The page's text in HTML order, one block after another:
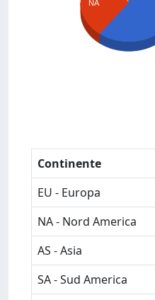
NA
Continente
EU - Europa
NA - Nord America
AS - Asia
SA - Sud America